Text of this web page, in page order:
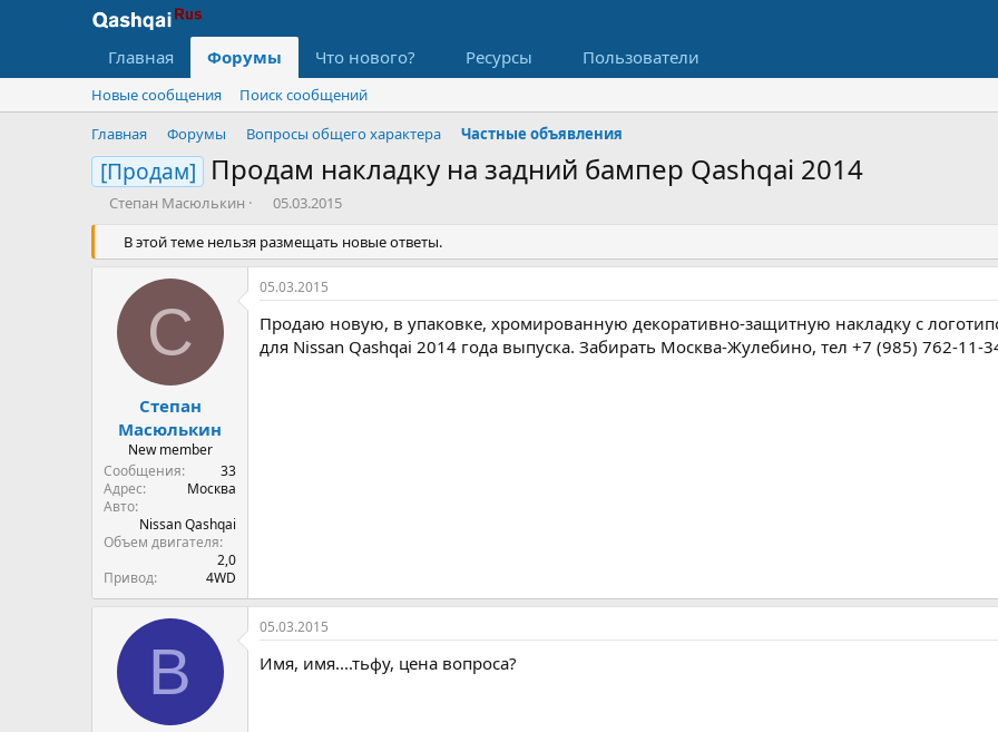
Главная Форумы Что нового? Ресурсы Пользователи
Новые сообщения
Поиск сообщений
Главная
Форумы Вопросы общего характера Частные объявления
[Продам] Продам накладку на задний бампер Qashqai 2014
А
о
м
Степан Масюлькин
Д
т
а
н
а
ч
а
05.03.2015
В этой теме нельзя размещать новые ответы.
С
Степан
Масюлькин
New member
Сообщения
33
Адрес
Москва
Авто
Nissan Qashqai
Объем двигателя
2,0
Привод
4WD
05.03.2015
Продаю новую, в упаковке, хромированную декоративно-защитную накладку с
для Nissan Qashqai 2014 года выпуска. Забирать Москва-Жулебино, тел +7 (985) 762-11-
В
05.03.2015
Имя, имя....тьфу, цена вопроса?